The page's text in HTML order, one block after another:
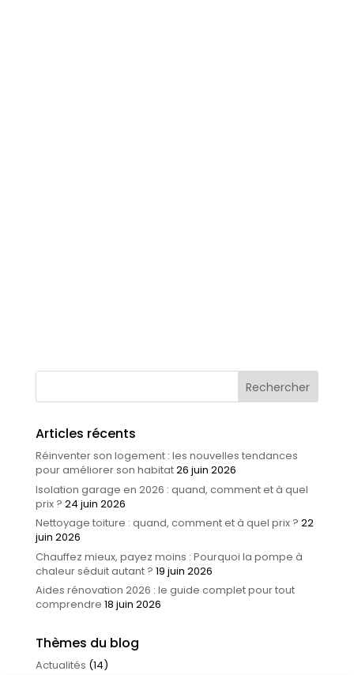
Articles récents
Réinventer son logement : les nouvelles tendances
pour améliorer son habitat26 juin 2026
Isolation garage en 2026 : quand, comment et à quel
prix ? 24 juin 2026
Nettoyage toiture : quand, comment et à quel prix ? 22
juin 2026
Chauffez mieux, payez moins : Pourquoi la pompe à
chaleur séduit autant ? 19 juin 2026
Aides rénovation 2026 : le guide complet pour tout
comprendre 18 juin 2026
Thèmes du blog
Actualités (14)